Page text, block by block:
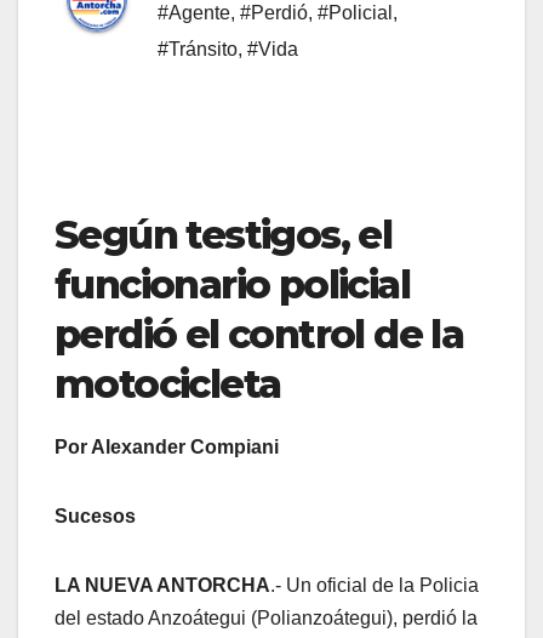
#Agente, #Perdió, #Policial ,
#Tránsito, #Vida
Según testigos, el
funcionario policial
perdió el control de la
motocicleta
Por Alexander Compiani
Sucesos
LA NUEVA ANTORCHA.- Un oficial de la Policia
del estado Anzoátegui (Polianzoátegui), perdió la